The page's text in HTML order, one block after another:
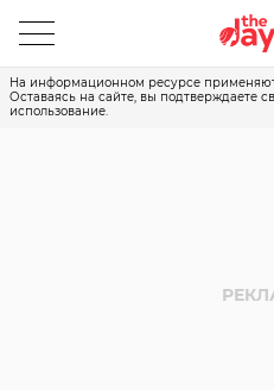
На информационном ресурсе
Оставаясь на сайте, вы подтверждаете
использование.